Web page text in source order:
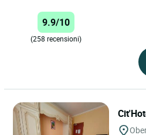
9.9/10
(258 recensioni)